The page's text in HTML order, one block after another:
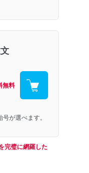
無料
が選べます。
完璧に網羅した